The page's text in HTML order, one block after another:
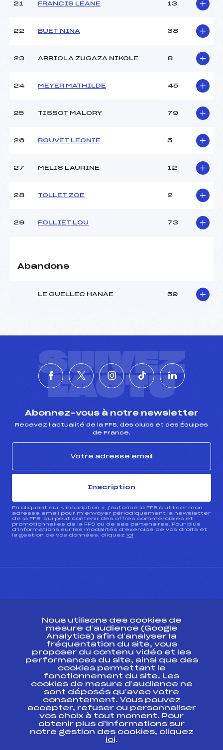
21 FRANCIS LEANE 13
22 BUET NINA 38
23 ARRIOLA ZUGAZA NIKOLE 8
24 MEYER MATHILDE 45
25 TISSOT MALORY 79
26 BOUVET LEONIE 5
27 MELIS LAURINE 12
28 TOLLET ZOE 2
29 FOLLIET LOU 73
Abandons
LE GUELLEC HANAE 59
SUIVEZ
L'ACTU
Abonnez-vous à notre newsletter
Recevez l’actualité de la FFS, des clubs et des Équipes
de France.
Inscription
En cliquant sur « inscription », j’autorise la FFS à utiliser mon
adresse email pour m’envoyer périodiquement la newsletter
de la FFS, qui peut contenir des offres commerciales et
promotionnelles de la FFS ou de ses partenaires. Pour plus
d’informations sur les modalités d’exercice de vos droits et
la gestion de vos données, cliquez ici
Ressources
Pass’Neige
Projet sportif fédéral
Projet de performance fédéral
Antidopage
Pôle Développement, Formation, Suivi
Scientifique
Listes ministérielles
Pôle vie de l’athlète
Enseignement professionnel
Nous utilisons des cookies de
mesure d’audience (Google
Analytics) afin d’analyser la
fréquentation du site, vous
proposer du contenu vidéo et les
performances du site, ainsi que des
cookies permettant le
fonctionnement du site. Les
cookies de mesure d’audience ne
sont déposés qu’avec votre
consentement. Vous pouvez
accepter, refuser ou personnaliser
vos choix à tout moment. Pour
obtenir plus d'informations sur
notre gestion des cookies, cliquez
ici.